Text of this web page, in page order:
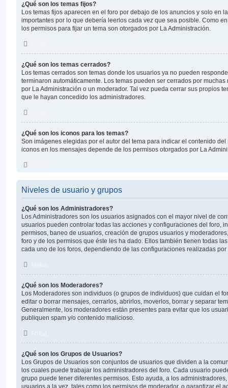
¿Qué son los temas fijos?
Los temas fijos aparecen en el foro por debajo de los anuncios y solo en
importantes por lo que debería leerlos cada vez que sea posible. Como
los permisos para fijar un tema son otorgados por La Administración.
¿Qué son los temas cerrados?
Los temas cerrados son temas donde los usuarios ya no pueden
terminaron automáticamente. Los temas pueden ser cerrados por
por La Administración o un moderador. Tal vez pueda cerrar sus propios
que le hayan concedido los administradores.
¿Qué son los iconos para los temas?
Son imágenes elegidas por el autor del tema para indicar el contenido
iconos en los mensajes depende de los permisos otorgados por La
Niveles de usuario y grupos
¿Qué son los Administradores?
Los Administradores son los usuarios asignados con el mayor nivel de
usuarios pueden controlar todas las acciones y configuraciones del foro,
permisos, baneo de usuarios, creación de grupos usuarios y
foro y de los permisos que éste les ha dado. Ellos también tienen todas
cada uno de los foros, dependiendo de las configuraciones realizadas
¿Qué son los Moderadores?
Los Moderadores son individuos (o grupos de individuos) que cuidan el
editar o borrar mensajes, cerrarlos, abrirlos, moverlos, borrar y separar
Generalmente, los moderadores están presentes para evitar que los
publiquen spam y/o contenido malicioso.
¿Qué son los Grupos de Usuarios?
Los Grupos de Usuarios son conjuntos de usuarios que dividen a la
los cuales puede trabajar los administradores del foro. Cada usuario
grupo puede tener diferentes permisos. Esto ayuda, a los